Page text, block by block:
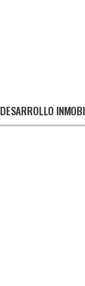
DESARROLLO